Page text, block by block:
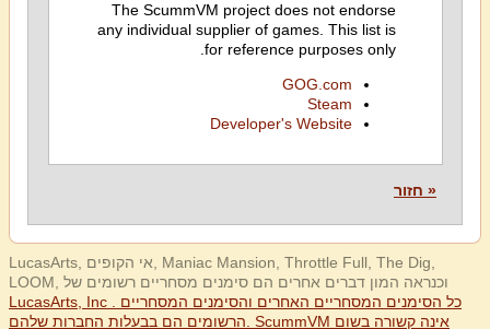
The ScummVM project does not endorse
any individual supplier of games. This list is
for reference purposes only.
GOG.com
Steam
Developer's Website
« חזור
LucasArts, אי הקופים, Maniac Mansion, Throttle Full, The Dig,
LOOM, וכנראה המון דברים אחרים הם סימנים מסחריים רשומים של
LucasArts, Inc . כל הסימנים המסחריים האחרים והסימנים המסחריים
הרשומים הם בבעלות החברות שלהם. ScummVM אינה קשורה בשום